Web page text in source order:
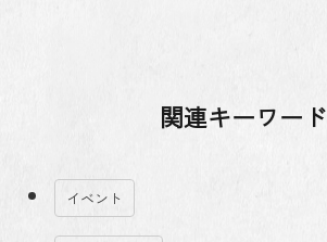
関連キーワード
イベント